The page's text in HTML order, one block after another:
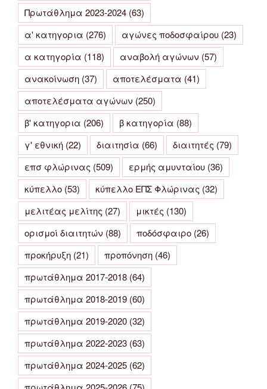
Πρωτάθλημα 2023-2024 (63)
α' κατηγορια (276) αγώνες ποδοσφαίρου (23)
α κατηγορία (118) αναβολή αγώνων (57)
ανακοίνωση (37) αποτελέσματα (41)
αποτελέσματα αγώνων (250)
β' κατηγορια (206) β κατηγορία (88)
γ' εθνική (22) διαιτησία (66) διαιτητές (79)
επσ φλώρινας (509) ερμής αμυνταίου (36)
κύπελλο (53) κύπελλο ΕΠΣ Φλώρινας (32)
μελιτέας μελίτης (27) μικτές (130)
ορισμοί διαιτητών (88) ποδόσφαιρο (26)
προκήρυξη (21) προπόνηση (46)
πρωτάθλημα 2017-2018 (64)
πρωτάθλημα 2018-2019 (60)
πρωτάθλημα 2019-2020 (32)
πρωτάθλημα 2022-2023 (63)
πρωτάθλημα 2024-2025 (62)